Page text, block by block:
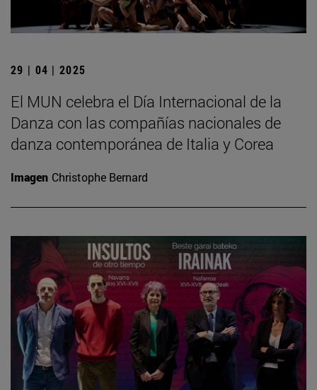
29 | 04 | 2025
El MUN celebra el Día Internacional de la
Danza con las compañías nacionales de
danza contemporánea de Italia y Corea
Imagen Christophe Bernard